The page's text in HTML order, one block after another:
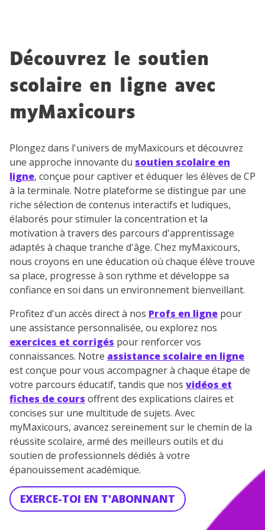
Découvrez le soutien
scolaire en ligne avec
myMaxicours
Plongez dans l'univers de myMaxicours et découvrez
une approche innovante du soutien scolaire en
ligne, conçue pour captiver et éduquer les élèves de CP
à la terminale. Notre plateforme se distingue par une
riche sélection de contenus interactifs et ludiques,
élaborés pour stimuler la concentration et la
motivation à travers des parcours d'apprentissage
adaptés à chaque tranche d'âge. Chez myMaxicours,
nous croyons en une éducation où chaque élève trouve
sa place, progresse à son rythme et développe sa
confiance en soi dans un environnement bienveillant.
Profitez d'un accès direct à nos Profs en ligne pour
une assistance personnalisée, ou explorez nos
exercices et corrigés pour renforcer vos
connaissances. Notre assistance scolaire en ligne
est conçue pour vous accompagner à chaque étape de
votre parcours éducatif, tandis que nos vidéos et
fiches de cours offrent des explications claires et
concises sur une multitude de sujets. Avec
myMaxicours, avancez sereinement sur le chemin de la
réussite scolaire, armé des meilleurs outils et du
soutien de professionnels dédiés à votre
épanouissement académique.
EXERCE-TOI EN T'ABONNANT
savoir plus sur la gestion de vos données personnelles et
pour exercer vos droits, vous pouvez consulternotre
J’accepte de recevoir les actualités et des
communications de la part de
Votre adresse e-mail sera exclusivement utilisée pour
vous envoyer notre newsletter. Vous pourrez vous
désinscrire à tout moment, à travers le lien de
désinscription présent dans chaque newsletter. Pour
en savoir plus sur la gestion de vos données
personnelles et pour exercer vos droits, vous pouvez
consulter notre charte